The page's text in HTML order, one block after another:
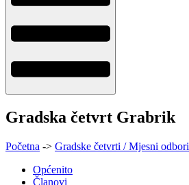
Gradska četvrt Grabrik
Početna -> Gradske četvrti / Mjesni odbori
Općenito
Članovi